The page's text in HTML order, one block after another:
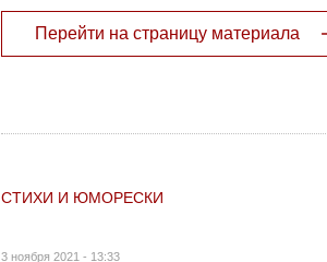
Перейти на страницу материала
СТИХИ И ЮМОРЕСКИ
3 ноября 2021 - 13:33